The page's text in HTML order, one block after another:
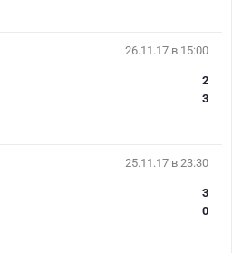
26.11.17 в 15:00
2
3
25.11.17 в 23:30
3
0